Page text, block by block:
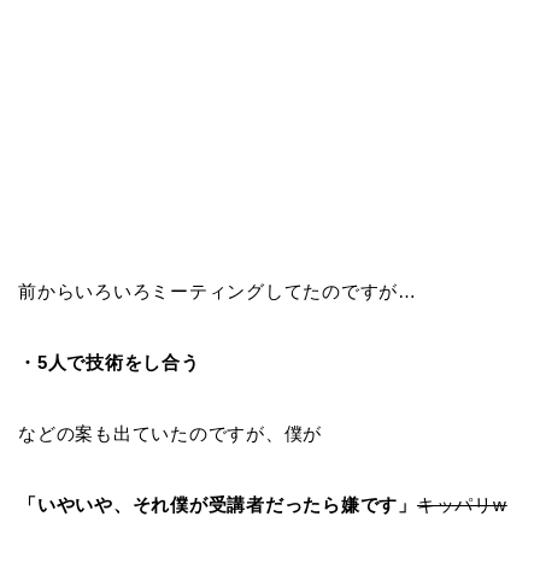
前からいろいろミーティングしてたのですが…
・5人で技術をし合う
などの案も出ていたのですが、僕が
「いやいや、それ僕が受講者だったら嫌です」 キッパリw